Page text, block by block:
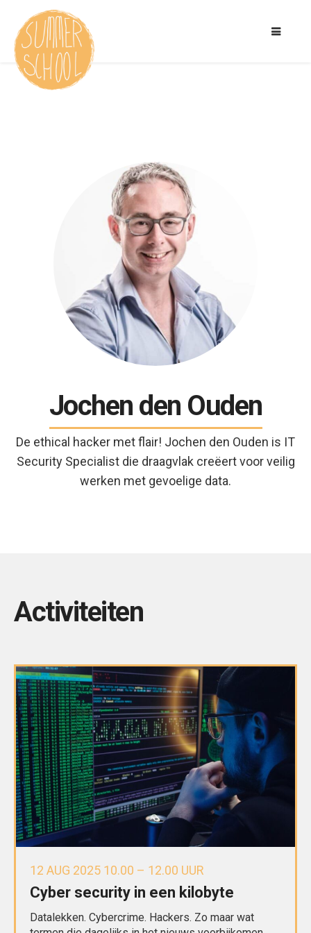
Jochen den Ouden
De ethical hacker met flair! Jochen den Ouden is IT
Security Specialist die draagvlak creëert voor veilig
werken met gevoelige data.
Activiteiten
12 AUG 2025 10.00 – 12.00 UUR
Cyber security in een kilobyte
Datalekken. Cybercrime. Hackers. Zo maar wat